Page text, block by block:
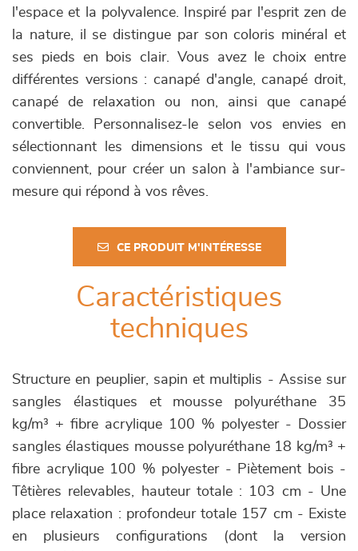
l'espace et la polyvalence. Inspiré par l'esprit zen de
la nature, il se distingue par son coloris minéral et
ses pieds en bois clair. Vous avez le choix entre
différentes versions : canapé d'angle, canapé droit,
canapé de relaxation ou non, ainsi que canapé
convertible. Personnalisez-le selon vos envies en
sélectionnant les dimensions et le tissu qui vous
conviennent, pour créer un salon à l'ambiance sur-
mesure qui répond à vos rêves.
CE PRODUIT M'INTÉRESSE
Caractéristiques
techniques
Structure en peuplier, sapin et multiplis - Assise sur
sangles élastiques et mousse polyuréthane 35
kg/m³ + fibre acrylique 100 % polyester - Dossier
sangles élastiques mousse polyuréthane 18 kg/m³ +
fibre acrylique 100 % polyester - Piètement bois -
Têtières relevables, hauteur totale : 103 cm - Une
place relaxation : profondeur totale 157 cm - Existe
en plusieurs configurations (dont la version